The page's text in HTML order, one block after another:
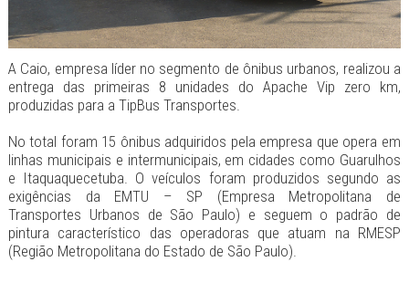
A Caio, empresa líder no segmento de ônibus urbanos, realizou a
entrega das primeiras 8 unidades do Apache Vip zero km,
produzidas para a TipBus Transportes.
No total foram 15 ônibus adquiridos pela empresa que opera em
linhas municipais e intermunicipais, em cidades como Guarulhos
e Itaquaquecetuba. O veículos foram produzidos segundo as
exigências da EMTU – SP (Empresa Metropolitana de
Transportes Urbanos de São Paulo) e seguem o padrão de
pintura característico das operadoras que atuam na RMESP
(Região Metropolitana do Estado de São Paulo).